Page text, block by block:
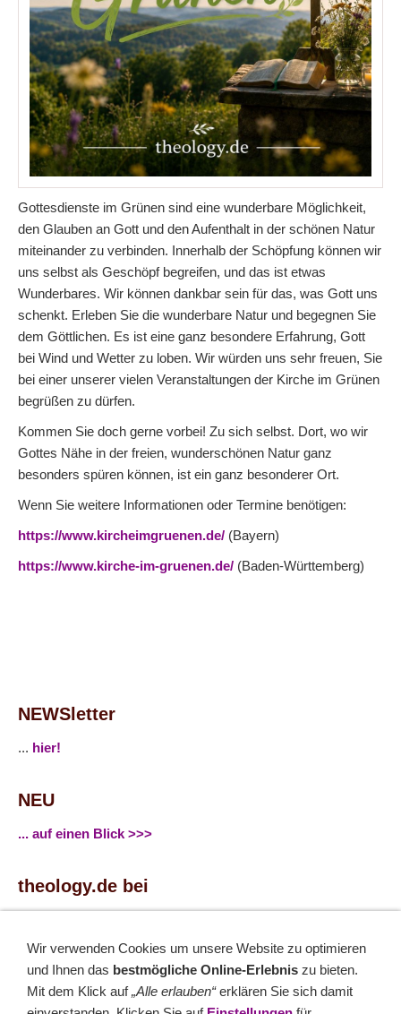
Gottesdienste im Grünen sind eine wunderbare Möglichkeit,
den Glauben an Gott und den Aufenthalt in der schönen Natur
miteinander zu verbinden. Innerhalb der Schöpfung können wir
uns selbst als Geschöpf begreifen, und das ist etwas
Wunderbares. Wir können dankbar sein für das, was Gott uns
schenkt. Erleben Sie die wunderbare Natur und begegnen Sie
dem Göttlichen. Es ist eine ganz besondere Erfahrung, Gott
bei Wind und Wetter zu loben. Wir würden uns sehr freuen, Sie
bei einer unserer vielen Veranstaltungen der Kirche im Grünen
begrüßen zu dürfen.
Kommen Sie doch gerne vorbei! Zu sich selbst. Dort, wo wir
Gottes Nähe in der freien, wunderschönen Natur ganz
besonders spüren können, ist ein ganz besonderer Ort.
Wenn Sie weitere Informationen oder Termine benötigen:
https://www.kircheimgruenen.de/ (Bayern)
https://www.kirche-im-gruenen.de/ (Baden-Württemberg)
NEWSletter
... hier!
NEU
... auf einen Blick >>>
theology.de bei
... Twitter
Monatsrätsel
Wir verwenden Cookies um unsere Website zu optimieren
und Ihnen das bestmögliche Online-Erlebnis zu bieten.
Mit dem Klick auf„Alle erlauben“erklären Sie sich damit